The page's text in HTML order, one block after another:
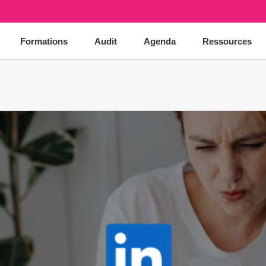
Formations
Audit Agenda Ressources